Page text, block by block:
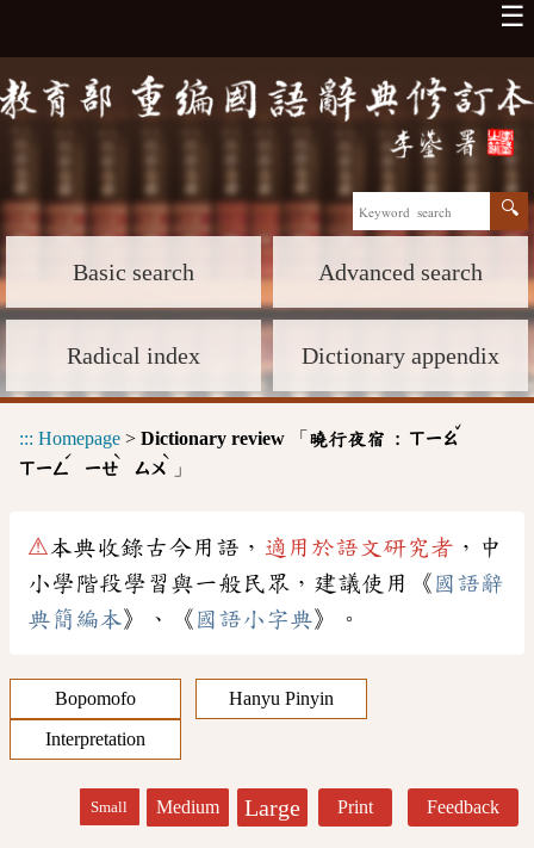
☰
Basic search Advanced search
Radical index Dictionary appendix
::: Homepage > Dictionary review 「 曉行夜宿 : ㄒㄧㄠ
ˇ
ㄒㄧㄥ
ˊ
ㄧㄝ
ˋ
ㄙㄨ
ˋ
」
⚠本典收錄古今用語， 適用於語文研究者 ，中
小學階段學習與一般民眾，建議使用《 國語辭
典簡編本》、《 國語小字典》。
Bopomofo
Hanyu Pinyin
Interpretation
Small Medium Large Print Feedback